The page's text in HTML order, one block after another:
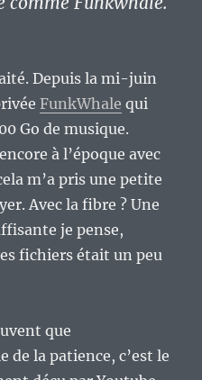
Depuis la mi-juin
FunkWhale qui
Go de musique.
à l’époque avec
m’a pris une petite
Avec la fibre ? Une
je pense,
fichiers était un peu
que
de la patience, c’est le